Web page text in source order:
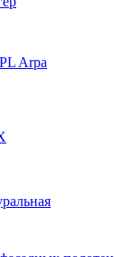
Arpa